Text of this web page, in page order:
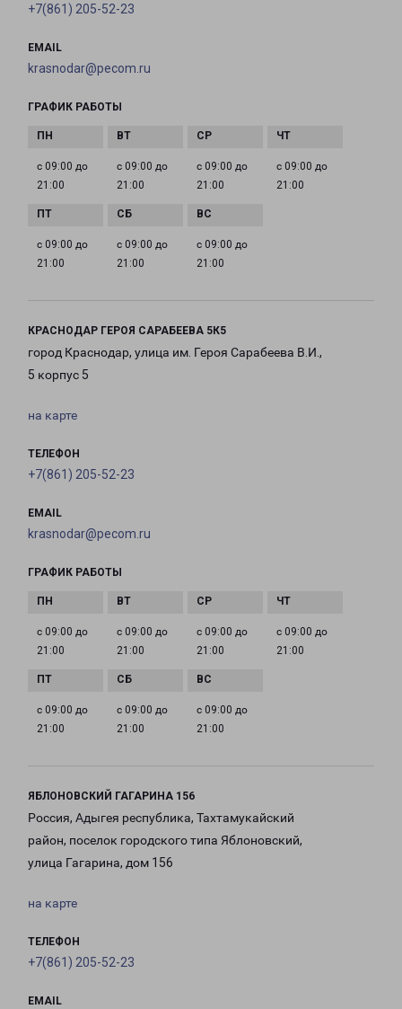
+7(861) 205-52-23
EMAIL
krasnodar@pecom.ru
ГРАФИК РАБОТЫ
с 09:00 до
21:00
с 09:00 до
21:00
с 09:00 до
21:00
с 09:00 до
21:00
с 09:00 до
21:00
с 09:00 до
21:00
с 09:00 до
21:00
КРАСНОДАР ГЕРОЯ САРАБЕЕВА 5К5
город Краснодар, улица им. Героя Сарабеева В.И.,
5 корпус 5
на карте
ТЕЛЕФОН
+7(861) 205-52-23
EMAIL
krasnodar@pecom.ru
ГРАФИК РАБОТЫ
с 09:00 до
21:00
с 09:00 до
21:00
с 09:00 до
21:00
с 09:00 до
21:00
с 09:00 до
21:00
с 09:00 до
21:00
с 09:00 до
21:00
ЯБЛОНОВСКИЙ ГАГАРИНА 156
Россия, Адыгея республика, Тахтамукайский
район, поселок городского типа Яблоновский,
улица Гагарина, дом 156
на карте
ТЕЛЕФОН
+7(861) 205-52-23
EMAIL